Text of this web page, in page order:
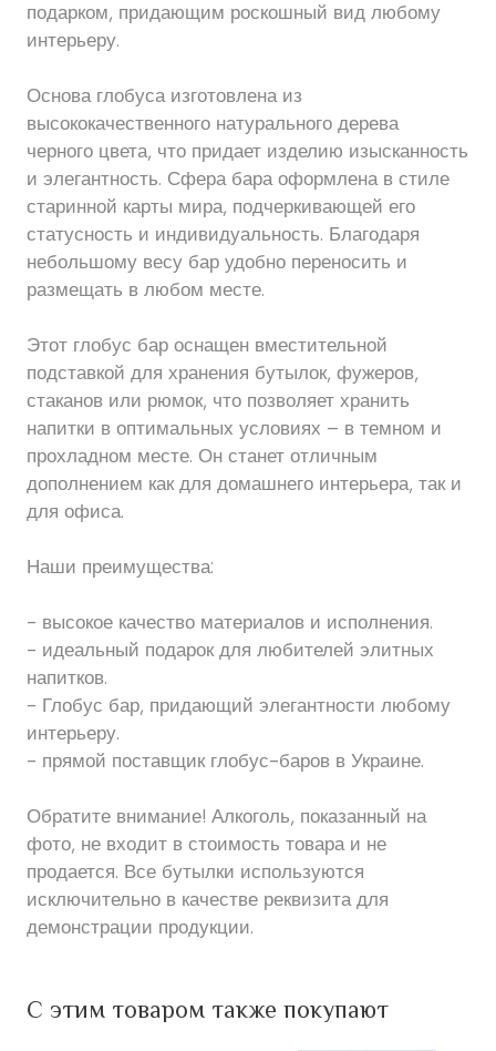
подарком, придающим роскошный вид любому
интерьеру.
Основа глобуса изготовлена ​​из
высококачественного натурального дерева
черного цвета, что придает изделию изысканность
и элегантность. Сфера бара оформлена в стиле
старинной карты мира, подчеркивающей его
статусность и индивидуальность. Благодаря
небольшому весу бар удобно переносить и
размещать в любом месте.
Этот глобус бар оснащен вместительной
подставкой для хранения бутылок, фужеров,
стаканов или рюмок, что позволяет хранить
напитки в оптимальных условиях – в темном и
прохладном месте. Он станет отличным
дополнением как для домашнего интерьера, так и
для офиса.
Наши преимущества:
- высокое качество материалов и исполнения.
- идеальный подарок для любителей элитных
напитков.
- Глобус бар, придающий элегантности любому
интерьеру.
- прямой поставщик глобус-баров в Украине.
Обратите внимание! Алкоголь, показанный на
фото, не входит в стоимость товара и не
продается. Все бутылки используются
исключительно в качестве реквизита для
демонстрации продукции.
С этим товаром также покупают